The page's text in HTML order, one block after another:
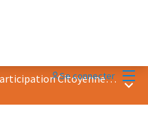
Se connecter
Prix &quot;Bonne Pratique en Participation Citoyenne&quot; 2023